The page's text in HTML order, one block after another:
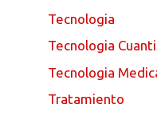
Tecnologia
Tecnologia
Tecnologia
Tratamiento